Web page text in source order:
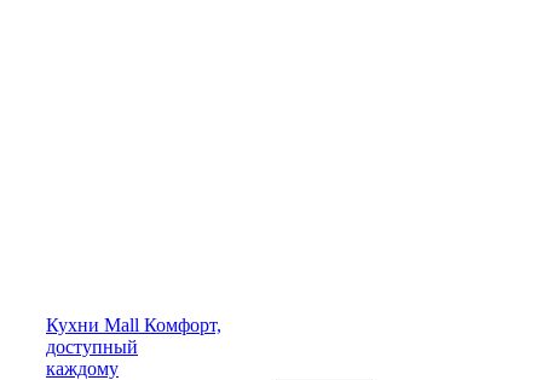
Кухни Mall Комфорт,
доступный
каждому